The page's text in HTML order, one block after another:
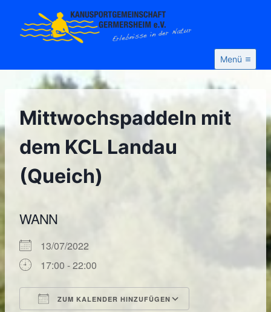
Inhalt
springen
Menü
Mittwochspaddeln mit
dem KCL Landau
(Queich)
WANN
13/07/2022
17:00 - 22:00
ZUM KALENDER HINZUFÜGEN